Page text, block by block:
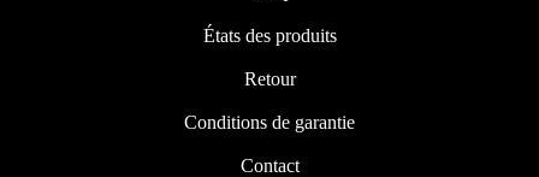
États des produits
Retour
Conditions de garantie
Contact